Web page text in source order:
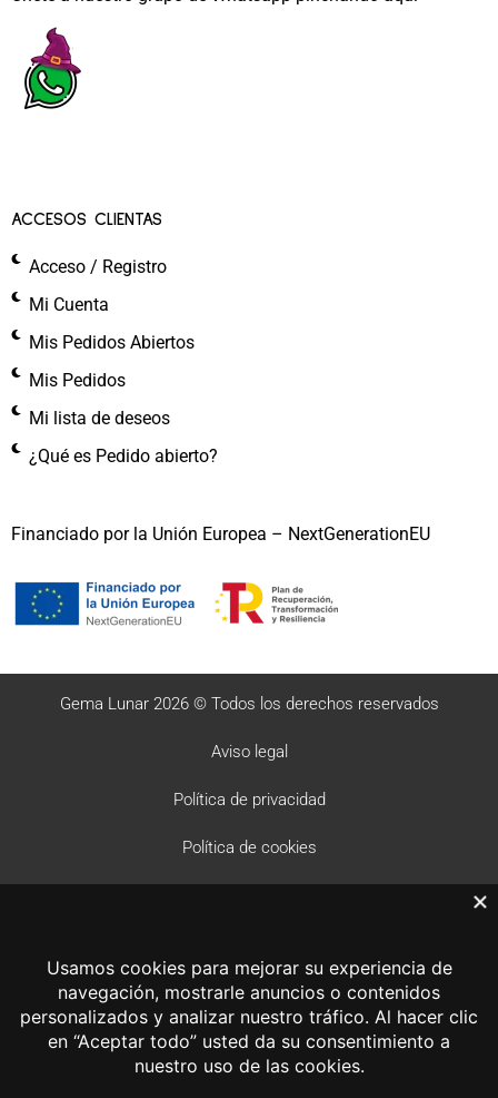
ACCESOS CLIENTAS
Acceso / Registro
Mi Cuenta
Mis Pedidos Abiertos
Mis Pedidos
Mi lista de deseos
¿Qué es Pedido abierto?
Financiado por la Unión Europea – NextGenerationEU
Gema Lunar 2026 © Todos los derechos reservados
Aviso legal
Política de privacidad
Política de cookies